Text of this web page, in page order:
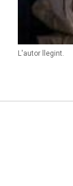
L'autor llegint.